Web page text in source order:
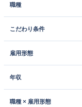
職種
こだわり条件
雇用形態
年収
職種 × 雇用形態